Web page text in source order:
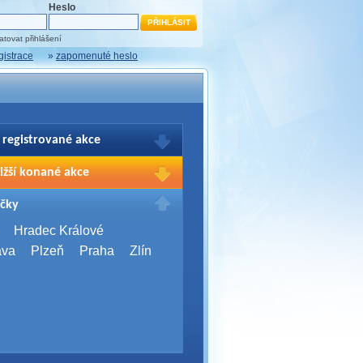
Heslo
přihlášení
» zapomenuté heslo
registrované akce
Vašich registrací na akce
přihlašte.
konané akce
2026
Brno
Server Bootcamp 2026
Hradec Králové
Plzeň Praha Zlín